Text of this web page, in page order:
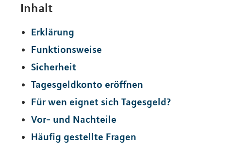
Inhalt
Erklärung
Funktionsweise
Sicherheit
Tagesgeldkonto eröffnen
Für wen eignet sich Tagesgeld?
Vor- und Nachteile
Häufig gestellte Fragen